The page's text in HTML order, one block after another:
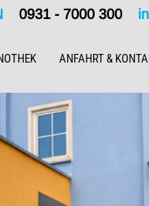
0931 - 7000 300
ANFAHRT &